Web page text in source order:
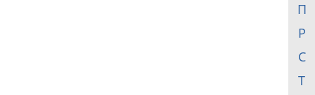
П
Р
С
Т